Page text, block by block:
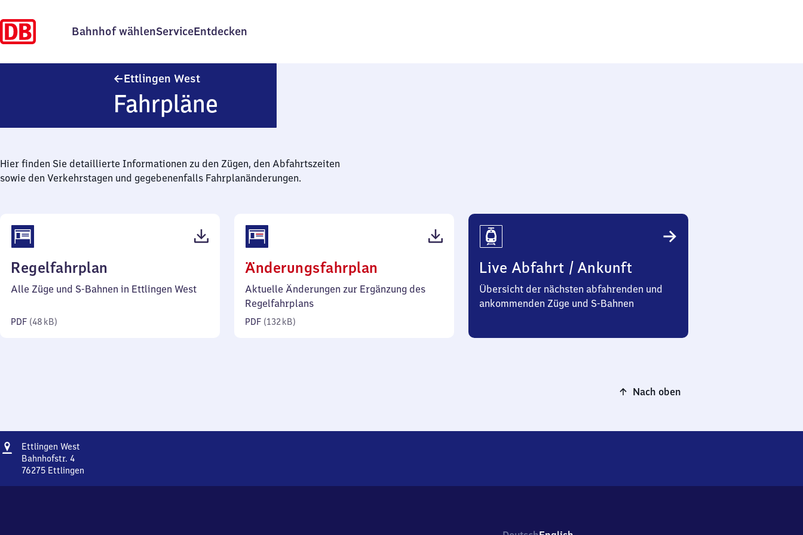
Bahnhof wählenServiceEntdecken
Ettlingen West
Fahrpläne
Hier finden Sie detaillierte Informationen zu den Zügen, den Abfahrtszeiten
sowie den Verkehrstagen und gegebenenfalls Fahrplanänderungen.
Regelfahrplan
48
Alle Züge und S-Bahnen in Ettlingen West
PDF (48 kB)
Änderungsfahrplan
132
Aktuelle Änderungen zur Ergänzung des
Regelfahrplans
PDF (132 kB)
Live Abfahrt / Ankunft
Übersicht der nächsten abfahrenden und
ankommenden Züge und S-Bahnen
Nach oben
Adresse
Ettlingen West
Bahnhofstr. 4
76275 Ettlingen